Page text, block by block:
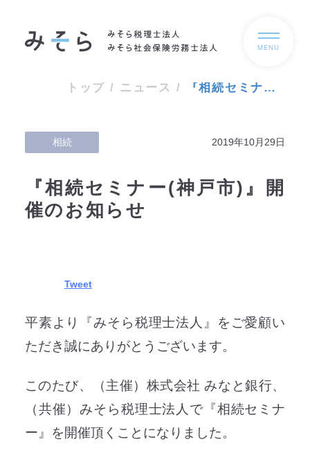
MENU
トップ / ニュース / 『相続セミナー(神戸市)』開催のお知らせ
相続 2019年10月29日
『相続セミナー(神戸市)』開
催のお知らせ
平素より『みそら税理士法人』をご愛顧い
ただき誠にありがとうございます。
このたび、（主催）株式会社 みなと銀行、
（共催）みそら税理士法人で『相続セミナ
ー』を開催頂くことになりました。